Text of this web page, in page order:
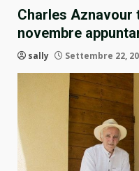
Charles Aznavour
novembre
sally Settembre 22,